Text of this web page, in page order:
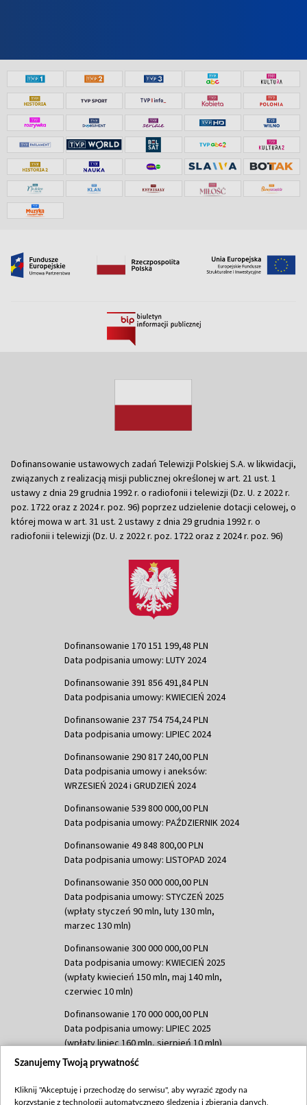
Dofinansowanie ustawowych zadań Telewizji Polskiej S.A. w likwidacji,
związanych z realizacją misji publicznej określonej w art. 21 ust. 1
ustawy z dnia 29 grudnia 1992 r. o radiofonii i telewizji (Dz. U. z 2022 r.
poz. 1722 oraz z 2024 r. poz. 96) poprzez udzielenie dotacji celowej, o
której mowa w art. 31 ust. 2 ustawy z dnia 29 grudnia 1992 r. o
radiofonii i telewizji (Dz. U. z 2022 r. poz. 1722 oraz z 2024 r. poz. 96)
Dofinansowanie 170 151 199,48 PLN
Data podpisania umowy: LUTY 2024
Dofinansowanie 391 856 491,84 PLN
Data podpisania umowy: KWIECIEŃ 2024
Dofinansowanie 237 754 754,24 PLN
Data podpisania umowy: LIPIEC 2024
Dofinansowanie 290 817 240,00 PLN
Data podpisania umowy i aneksów:
WRZESIEŃ 2024 i GRUDZIEŃ 2024
Dofinansowanie 539 800 000,00 PLN
Data podpisania umowy: PAŹDZIERNIK 2024
Dofinansowanie 49 848 800,00 PLN
Data podpisania umowy: LISTOPAD 2024
Dofinansowanie 350 000 000,00 PLN
Data podpisania umowy: STYCZEŃ 2025
(wpłaty styczeń 90 mln, luty 130 mln,
marzec 130 mln)
Dofinansowanie 300 000 000,00 PLN
Data podpisania umowy: KWIECIEŃ 2025
(wpłaty kwiecień 150 mln, maj 140 mln,
czerwiec 10 mln)
Dofinansowanie 170 000 000,00 PLN
Data podpisania umowy: LIPIEC 2025
(wpłaty lipiec 160 mln, sierpień 10 mln)
Dofinansowanie 60 000 000,00 PLN
(wpłata wrzesień 60 mln)
Szanujemy Twoją prywatność
Kliknij "Akceptuję i przechodzę do serwisu", aby wyrazić zgody na
korzystanie z technologii automatycznego śledzenia i zbierania danych,